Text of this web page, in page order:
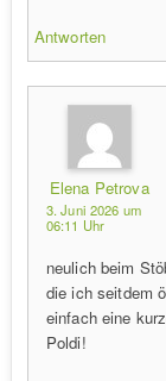
Antworten
Elena Petrova
3. Juni 2026 um
06:11 Uhr
neulich beim
die ich seitdem
einfach eine
Poldi!